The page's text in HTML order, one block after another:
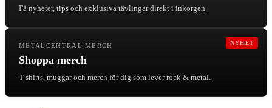
Få nyheter, tips och exklusiva tävlingar direkt i inkorgen.
NYHET
METALCENTRAL MERCH
Shoppa merch
T-shirts, muggar och merch för dig som lever rock & metal.